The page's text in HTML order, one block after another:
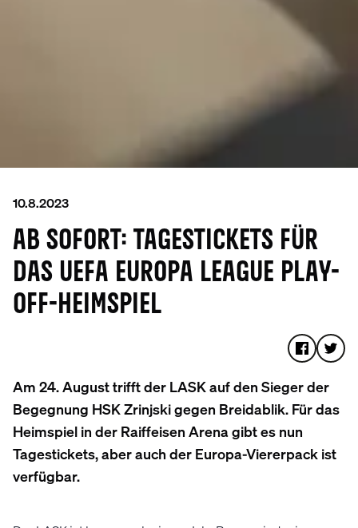
10.8.2023
AB SOFORT: TAGESTICKETS FÜR
DAS UEFA EUROPA LEAGUE PLAY-
OFF-HEIMSPIEL
Am 24. August trifft der LASK auf den Sieger der
Begegnung HSK Zrinjski gegen Breidablik. Für das
Heimspiel in der Raiffeisen Arena gibt es nun
Tagestickets, aber auch der Europa-Viererpack ist
verfügbar.